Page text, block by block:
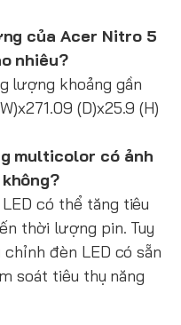
của Acer Nitro 5
nhiêu?
lượng khoảng gần
(D)x25.9 (H)
multicolor có ảnh
có thể tăng tiêu
thời lượng pin. Tuy
đèn LED có sẵn
soát tiêu thụ năng